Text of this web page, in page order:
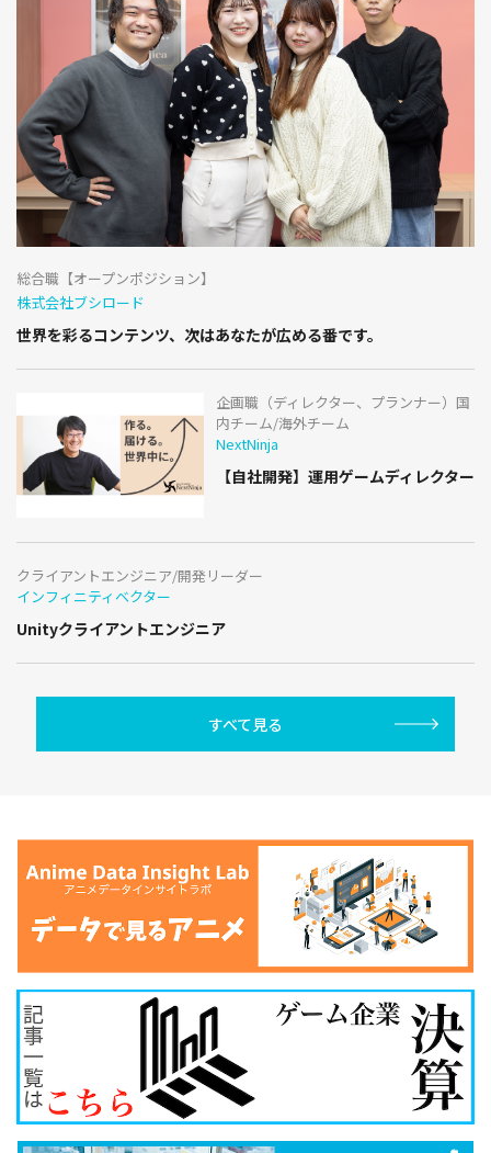
総合職【オープンポジション】
株式会社ブシロード
世界を彩るコンテンツ、次はあなたが広める番です。
企画職（ディレクター、プランナー）国
内チーム/海外チーム
NextNinja
【自社開発】運用ゲームディレクター
クライアントエンジニア/開発リーダー
インフィニティベクター
Unityクライアントエンジニア
すべて見る